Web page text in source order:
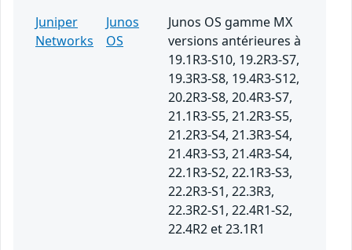
Juniper
Networks
Junos
OS
Junos OS gamme MX
versions antérieures à
19.1R3-S10, 19.2R3-S7,
19.3R3-S8, 19.4R3-S12,
20.2R3-S8, 20.4R3-S7,
21.1R3-S5, 21.2R3-S5,
21.2R3-S4, 21.3R3-S4,
21.4R3-S3, 21.4R3-S4,
22.1R3-S2, 22.1R3-S3,
22.2R3-S1, 22.3R3,
22.3R2-S1, 22.4R1-S2,
22.4R2 et 23.1R1